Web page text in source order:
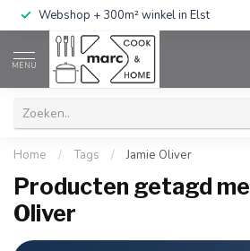
Webshop + 300m² winkel in Elst
MENU
Home / Tags / Jamie Oliver
Producten getagd
Oliver